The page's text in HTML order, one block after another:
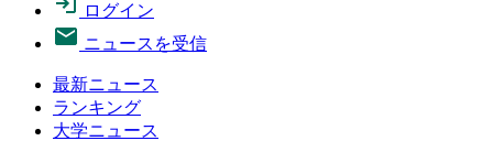
ログイン
ニュースを受信
最新ニュース
ランキング
大学ニュース